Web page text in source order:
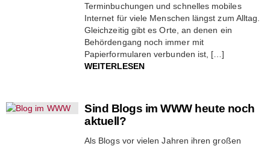
Terminbuchungen und schnelles mobiles
Internet für viele Menschen längst zum Alltag.
Gleichzeitig gibt es Orte, an denen ein
Behördengang noch immer mit
Papierformularen verbunden ist, […]
WEITERLESEN
Sind Blogs im WWW heute noch
aktuell?
Als Blogs vor vielen Jahren ihren großen